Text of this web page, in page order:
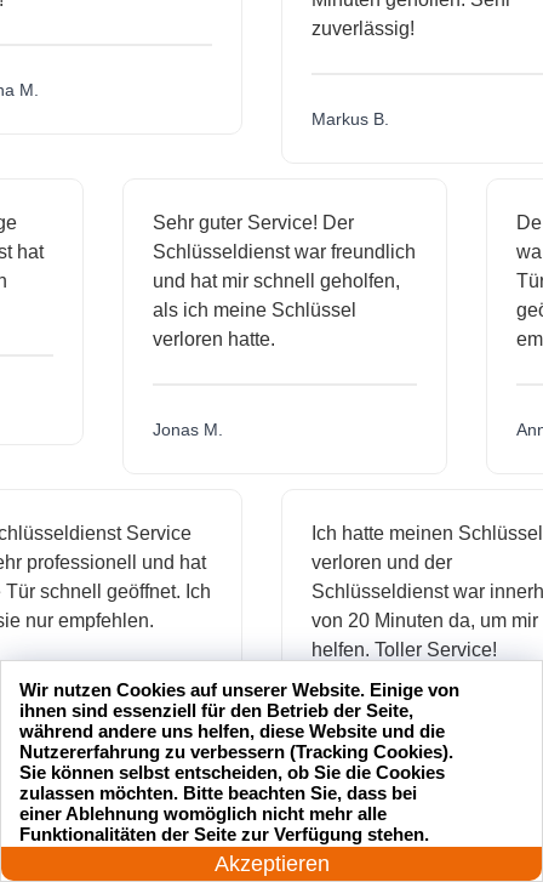
zuverlässig!
Markus B.
hat
Sehr guter Service! Der
Schlüsseldienst war freundlich
und hat mir schnell geholfen,
als ich meine Schlüssel
verloren hatte.
Jonas M.
Service
und hat
schnell geöffnet. Ich
empfehlen.
Ich hatte meinen Schlüssel
verloren und der
Schlüsseldienst war innerhalb
von 20 Minuten da, um mir zu
helfen. Toller Service!
Maria L.
24 Stunden am Tag
Akzeptieren
Wir nutzen Cookies auf unserer Website. Einige von
ihnen sind essenziell für den Betrieb der Seite,
während andere uns helfen, diese Website und die
Nutzererfahrung zu verbessern (Tracking Cookies).
Sie können selbst entscheiden, ob Sie die Cookies
zulassen möchten. Bitte beachten Sie, dass bei
einer Ablehnung womöglich nicht mehr alle
Funktionalitäten der Seite zur Verfügung stehen.